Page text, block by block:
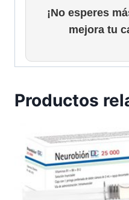
¡No esperes
mejora tu
Productos